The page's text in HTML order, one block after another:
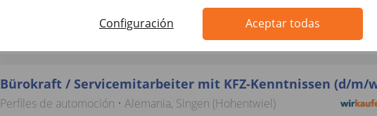
Configuración Aceptar todas
Kundenberater Fahrzeugbewertung (d/m/w)
Perfiles de automoción • Alemania, Neumünster
Bürokraft / Servicemitarbeiter mit KFZ-Kenntnissen (d/m/
Perfiles de automoción • Alemania, Singen (Hohentwiel)